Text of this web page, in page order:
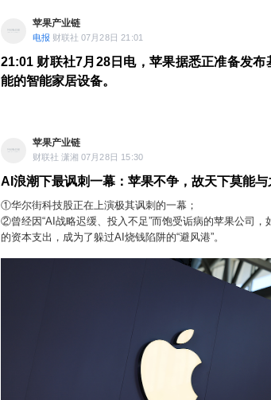
苹果产业链
电报 财联社 07月28日 21:01
21:01 财联社7月28日电，苹果据悉正准备发布
能的智能家居设备。
苹果产业链
财联社 潇湘 07月28日 15:30
AI浪潮下最讽刺一幕：苹果不争，故天下莫能与
①华尔街科技股正在上演极其讽刺的一幕；
②曾经因“AI战略迟缓、投入不足”而饱受诟病的苹果公司，
的资本支出，成为了躲过AI烧钱陷阱的“避风港”。